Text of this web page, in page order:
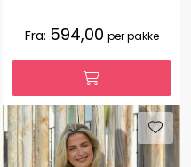
Fra: 594,00 per pakke